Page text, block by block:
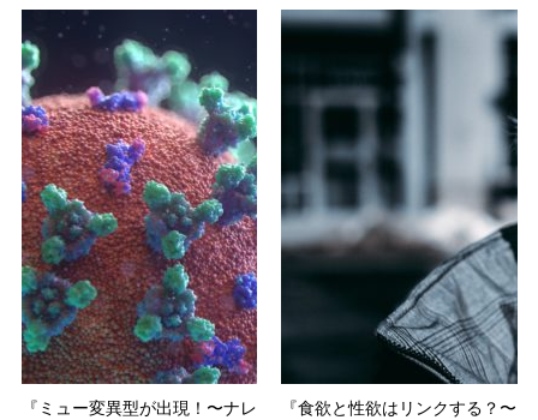
『ミュー変異型が出現！〜ナレ
『食欲と性欲はリンクする？〜